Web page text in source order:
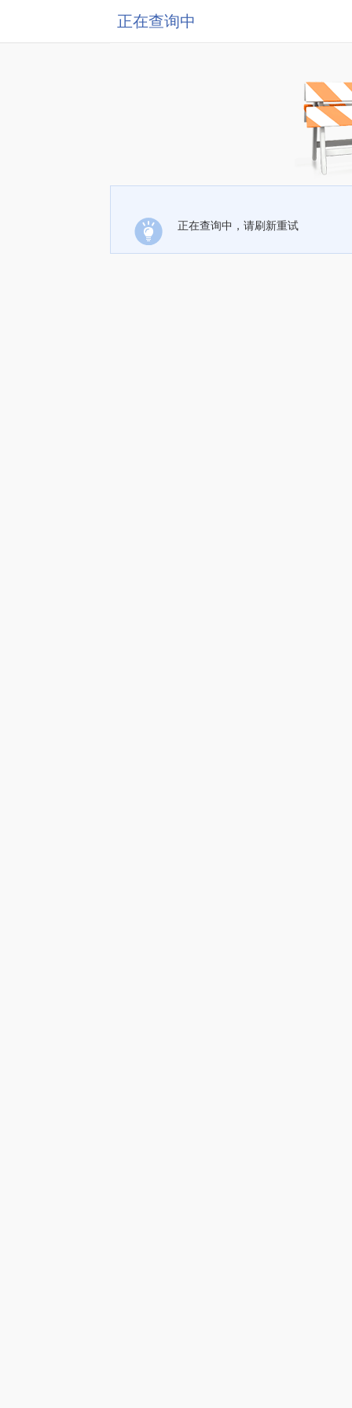
正在查询中
正在查询中，请刷新重试